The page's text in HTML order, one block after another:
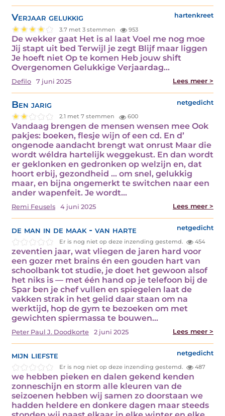
Verjaar gelukkig hartenkreet
3.7 met 3 stemmen 953
De wekker gaat Het is al laat Voel me nog moe
Jij stapt uit bed Terwijl je zegt Blijf maar liggen
Je hoeft niet Op te komen Heb jouw shift
Overgenomen Gelukkige Verjaardag…
Defilo 7 juni 2025 Lees meer >
Ben jarig netgedicht
2.1 met 7 stemmen 600
Vandaag brengen de mensen wensen mee Ook
pakjes: boeken, flesje wijn of een cd. En d’
ongenode aandacht brengt wat onrust Maar die
wordt wéldra hartelijk weggekust. En dan wordt
er geklonken en gedronken op welzijn en, dat
hoort erbij, gezondheid … om snel, gelukkig
maar, en bijna ongemerkt te switchen naar een
ander wapenfeit. Je wordt…
Remi Feusels 4 juni 2025 Lees meer >
de man in de maak - van harte netgedicht
Er is nog niet op deze inzending gestemd. 454
zeventien jaar, wat vliegen de jaren hard voor
een gozer met brains én een gouden hart van
schoolbank tot studie, je doet het gewoon alsof
het niks is — met één hand op je telefoon bij de
Spar ben je chef vullen en spiegelen laat de
vakken strak in het gelid daar staan om na
werktijd, hop de gym te bezoeken om met
gewichten spiermassa te bouwen…
Peter Paul J. Doodkorte 2 juni 2025 Lees meer >
mijn liefste netgedicht
Er is nog niet op deze inzending gestemd. 487
we hebben pieken en dalen gekend kenden
zonneschijn en storm alle kleuren van de
seizoenen hebben wij samen zo doorstaan we
hadden heldere en donkere dagen maar steeds